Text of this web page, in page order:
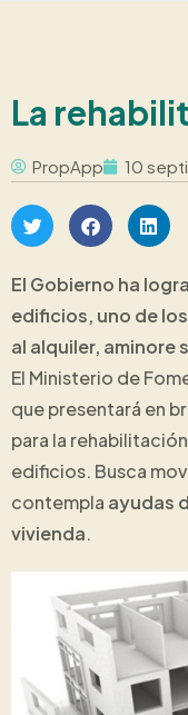
La
PropApp 10
El Gobierno ha
edificios, uno de
al alquiler, aminore
El Ministerio de
que presentará en
para la
edificios. Busca
contempla ayudas
vivienda.